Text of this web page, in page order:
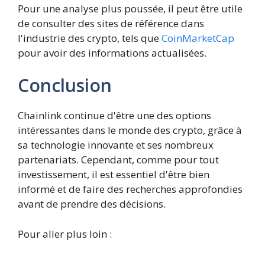
Pour une analyse plus poussée, il peut être utile
de consulter des sites de référence dans
l'industrie des crypto, tels queCoinMarketCap
pour avoir des informations actualisées.
Conclusion
Chainlink continue d'être une des options
intéressantes dans le monde des crypto, grâce à
sa technologie innovante et ses nombreux
partenariats. Cependant, comme pour tout
investissement, il est essentiel d'être bien
informé et de faire des recherches approfondies
avant de prendre des décisions.
Pour aller plus loin :